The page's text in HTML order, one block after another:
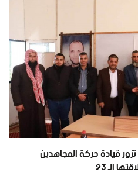
قيادة حركة المجاهدين
الـ 23